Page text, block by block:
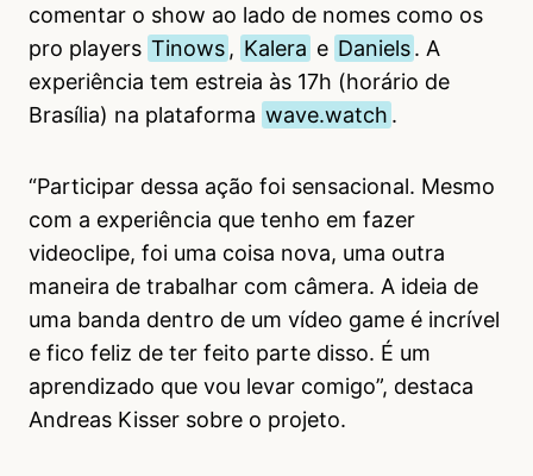
comentar o show ao lado de nomes como os
pro players Tinows , Kalera e Daniels. A
experiência tem estreia às 17h (horário de
Brasília) na plataforma wave.watch .
“Participar dessa ação foi sensacional. Mesmo
com a experiência que tenho em fazer
videoclipe, foi uma coisa nova, uma outra
maneira de trabalhar com câmera. A ideia de
uma banda dentro de um vídeo game é incrível
e fico feliz de ter feito parte disso. É um
aprendizado que vou levar comigo”, destaca
Andreas Kisser sobre o projeto.